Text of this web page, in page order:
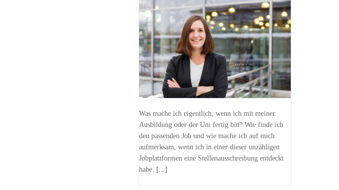
Was mache ich eigentlich, wenn ich mit meiner
Ausbildung oder der Uni fertig bin? Wie finde ich
den passenden Job und wie mache ich auf mich
aufmerksam, wenn ich in einer dieser unzähligen
Jobplattformen eine Stellenausschreibung entdeckt
habe. [...]